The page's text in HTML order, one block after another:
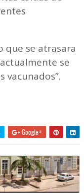
que se atrasara
se
vacunados”.
Google+